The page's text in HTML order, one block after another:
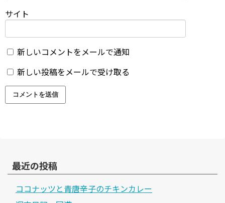
サイト
新しいコメントをメールで通知
新しい投稿をメールで受け取る
最近の投稿
ココナッツと青唐辛子のチキンカレー